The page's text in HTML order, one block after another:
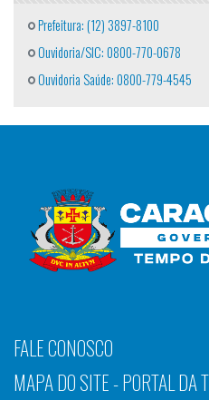
Prefeitura: (12) 3897-8100
Ouvidoria/SIC: 0800-770-0678
Ouvidoria Saúde: 0800-779-4545
FALE CONOSCO
MAPA DO SITE - PORTAL DA